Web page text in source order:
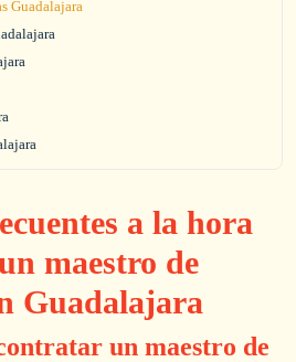
Guadalajara
a la hora
maestro de
Guadalajara
un maestro de